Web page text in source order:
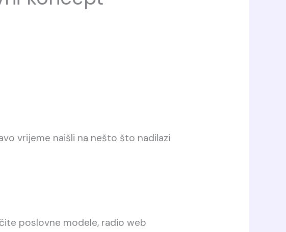
vrijeme naišli na nešto što nadilazi
poslovne modele, radio web